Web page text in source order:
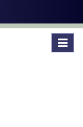
Toggle